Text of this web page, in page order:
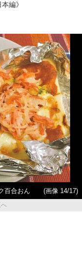
編》
百合おん
(画像 14/17)